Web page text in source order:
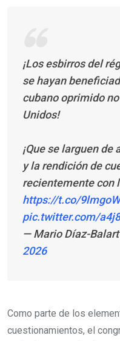
¡Los esbirros del
se hayan
cubano oprimido
Unidos!
¡Que se larguen
y la rendición de
recientemente con
https://t.co/
pic.twitter.com/
— Mario Díaz-
2026
Como parte de los
cuestionamientos, el